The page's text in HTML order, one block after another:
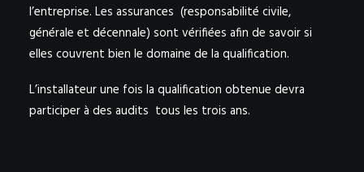
l’entreprise. Les assurances (responsabilité civile,
générale et décennale) sont vérifiées afin de savoir si
elles couvrent bien le domaine de la qualification.
L’installateur une fois la qualification obtenue devra
participer à des audits tous les trois ans.